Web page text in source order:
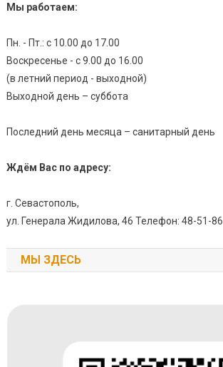
Мы работаем:
Пн. - Пт.: с 10.00 до 17.00
Воскресенье - с 9.00 до 16.00
(в летний период - выходной)
Выходной день – суббота
Последний день месяца – санитарный день
Ждём Вас по адресу:
г. Севастополь,
ул. Генерала Жидилова, 46 Телефон: 48-51-86
МЫ ЗДЕСЬ